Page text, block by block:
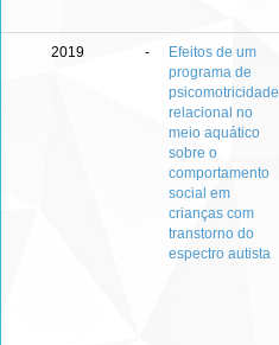
2019 -
Efeitos de um
programa de
psicomotricidade
relacional no
meio aquático
sobre o
comportamento
social em
crianças com
transtorno do
espectro autista